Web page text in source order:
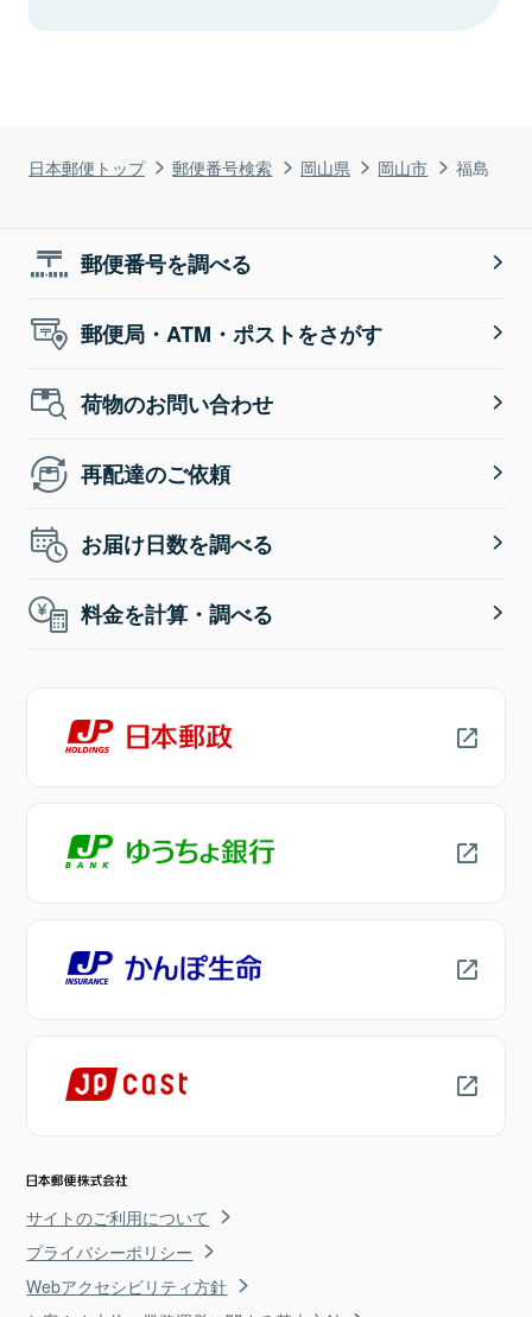
日本郵便トップ 郵便番号検索 岡山県 岡山市 福島
郵便番号を調べる
郵便局・ATM・ポストをさがす
荷物のお問い合わせ
再配達のご依頼
お届け日数を調べる
料金を計算・調べる
サイトのご利用について
プライバシーポリシー
Webアクセシビリティ方針